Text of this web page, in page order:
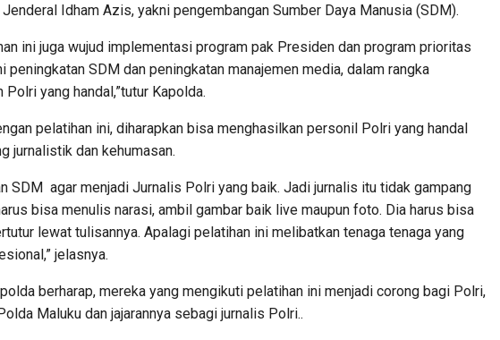
Idham Azis, yakni pengembangan Sumber Daya Manusia (SDM).
ini juga wujud implementasi program pak Presiden dan program prioritas
peningkatan SDM dan peningkatan manajemen media, dalam rangka
Polri yang handal,”tutur Kapolda.
pelatihan ini, diharapkan bisa menghasilkan personil Polri yang handal
jurnalistik dan kehumasan.
SDM agar menjadi Jurnalis Polri yang baik. Jadi jurnalis itu tidak gampang
bisa menulis narasi, ambil gambar baik live maupun foto. Dia harus bisa
lewat tulisannya. Apalagi pelatihan ini melibatkan tenaga tenaga yang
jelasnya.
berharap, mereka yang mengikuti pelatihan ini menjadi corong bagi Polri,
Maluku dan jajarannya sebagi jurnalis Polri..